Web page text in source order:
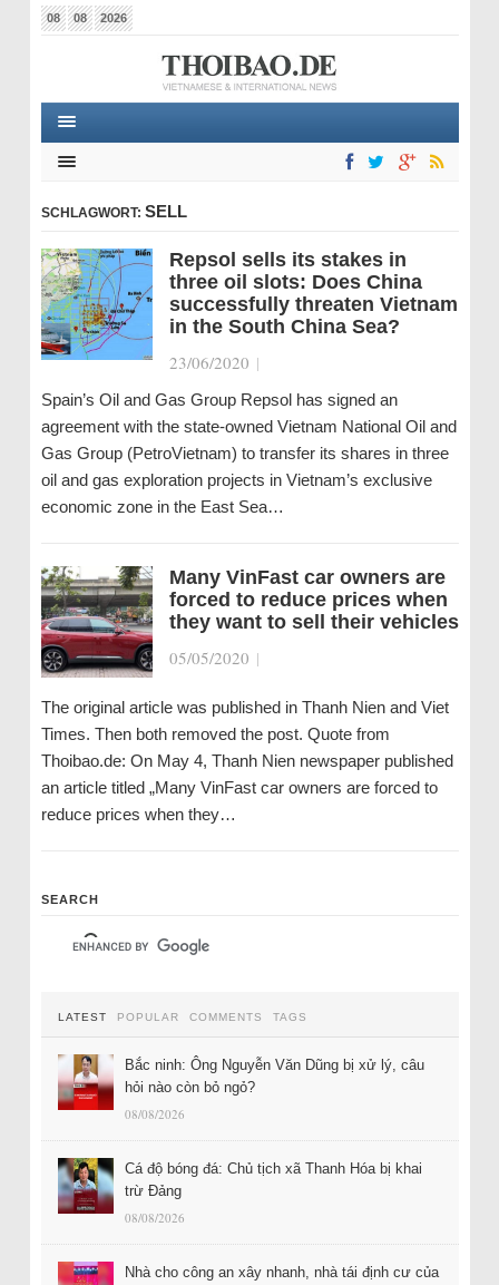
08 08 2026
SCHLAGWORT: SELL
Repsol sells its stakes in
three oil slots: Does China
successfully threaten Vietnam
in the South China Sea?
23/06/2020 |
Spain’s Oil and Gas Group Repsol has signed an
agreement with the state-owned Vietnam National Oil and
Gas Group (PetroVietnam) to transfer its shares in three
oil and gas exploration projects in Vietnam’s exclusive
economic zone in the East Sea…
Many VinFast car owners are
forced to reduce prices when
they want to sell their vehicles
05/05/2020 |
The original article was published in Thanh Nien and Viet
Times. Then both removed the post. Quote from
Thoibao.de: On May 4, Thanh Nien newspaper published
an article titled „Many VinFast car owners are forced to
reduce prices when they…
SEARCH
LATEST POPULAR COMMENTS TAGS
Bắc ninh: Ông Nguyễn Văn Dũng bị xử lý, câu
hỏi nào còn bỏ ngỏ?
08/08/2026
Cá độ bóng đá: Chủ tịch xã Thanh Hóa bị khai
trừ Đảng
08/08/2026
Nhà cho công an xây nhanh, nhà tái định cư của